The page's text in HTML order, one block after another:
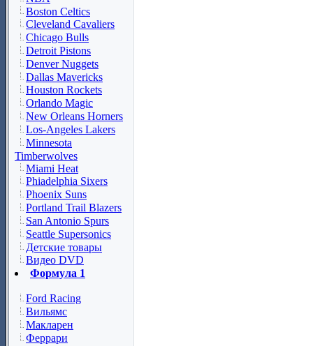
Boston Celtics
Cleveland Cavaliers
Chicago Bulls
Detroit Pistons
Denver Nuggets
Dallas Mavericks
Houston Rockets
Orlando Magic
New Orleans Horners
Los-Angeles Lakers
Minnesota
Timberwolves
Miami Heat
Phiadelphia Sixers
Phoenix Suns
Portland Trail Blazers
San Antonio Spurs
Seattle Supersonics
Детские товары
Видео DVD
Формула 1
Ford Racing
Вильямс
Макларен
Феррари